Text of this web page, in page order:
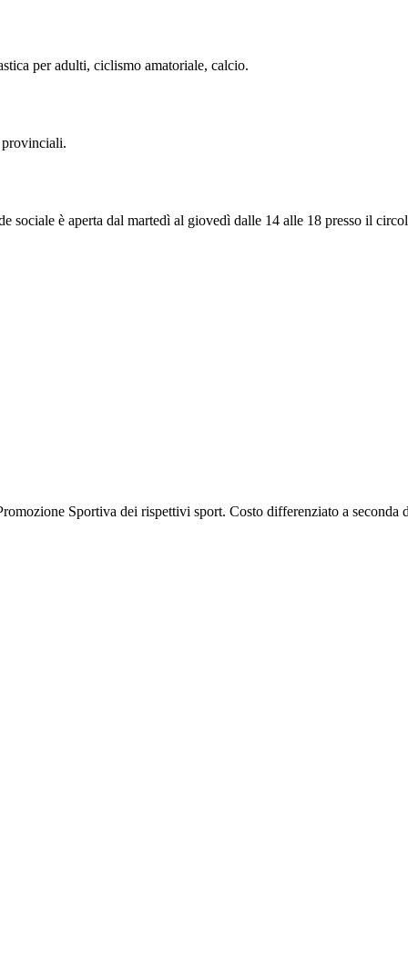
per adulti, ciclismo amatoriale, calcio.
provinciali.
è aperta dal martedì al giovedì dalle 14 alle 18 presso il
Sportiva dei rispettivi sport. Costo differenziato a seconda